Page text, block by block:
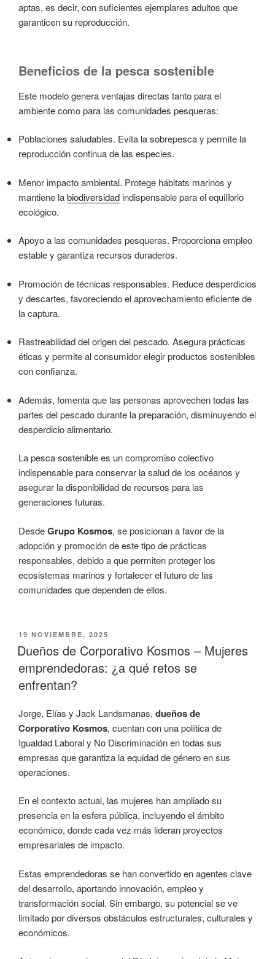
aptas, es decir, con suficientes ejemplares adultos que
garanticen su reproducción.
Beneficios de la pesca sostenible
Este modelo genera ventajas directas tanto para el
ambiente como para las comunidades pesqueras:
Poblaciones saludables. Evita la sobrepesca y permite la
reproducción continua de las especies.
Menor impacto ambiental. Protege hábitats marinos y
mantiene labiodiversidad indispensable para el equilibrio
ecológico.
Apoyo a las comunidades pesqueras. Proporciona empleo
estable y garantiza recursos duraderos.
Promoción de técnicas responsables. Reduce desperdicios
y descartes, favoreciendo el aprovechamiento eficiente de
la captura.
Rastreabilidad del origen del pescado. Asegura prácticas
éticas y permite al consumidor elegir productos sostenibles
con confianza.
Además, fomenta que las personas aprovechen todas las
partes del pescado durante la preparación, disminuyendo el
desperdicio alimentario.
La pesca sostenible es un compromiso colectivo
indispensable para conservar la salud de los océanos y
asegurar la disponibilidad de recursos para las
generaciones futuras.
DesdeGrupo Kosmos, se posicionan a favor de la
adopción y promoción de este tipo de prácticas
responsables, debido a que permiten proteger los
ecosistemas marinos y fortalecer el futuro de las
comunidades que dependen de ellos.
PUBLICADO
EL
19 NOVIEMBRE, 2025
Dueños de Corporativo Kosmos – Mujeres
emprendedoras: ¿a qué retos se
enfrentan?
Jorge, Elías y Jack Landsmanas, dueños de
Corporativo Kosmos, cuentan con una política de
Igualdad Laboral y No Discriminación en todas sus
empresas que garantiza la equidad de género en sus
operaciones.
En el contexto actual, las mujeres han ampliado su
presencia en la esfera pública, incluyendo el ámbito
económico, donde cada vez más lideran proyectos
empresariales de impacto.
Estas emprendedoras se han convertido en agentes clave
del desarrollo, aportando innovación, empleo y
transformación social. Sin embargo, su potencial se ve
limitado por diversos obstáculos estructurales, culturales y
económicos.